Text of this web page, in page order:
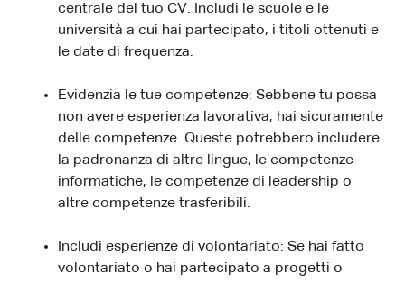
centrale del tuo CV. Includi le scuole e le
università a cui hai partecipato, i titoli ottenuti e
le date di frequenza.
Evidenzia le tue competenze: Sebbene tu possa
non avere esperienza lavorativa, hai sicuramente
delle competenze. Queste potrebbero includere
la padronanza di altre lingue, le competenze
informatiche, le competenze di leadership o
altre competenze trasferibili.
Includi esperienze di volontariato: Se hai fatto
volontariato o hai partecipato a progetti o